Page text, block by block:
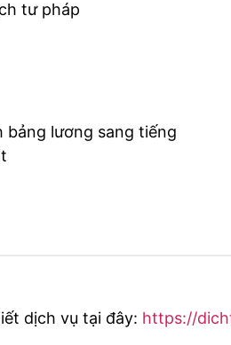
tư pháp
bảng lương sang tiếng
dịch vụ tại đây: https://